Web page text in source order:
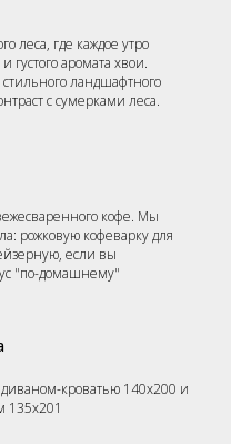
леса, где каждое утро
густого аромата хвои.
ландшафтного
с сумерками леса.
кофе. Мы
рожковую кофеварку для
если вы
"по-домашнему"
кроватью 140х200 и
135х201